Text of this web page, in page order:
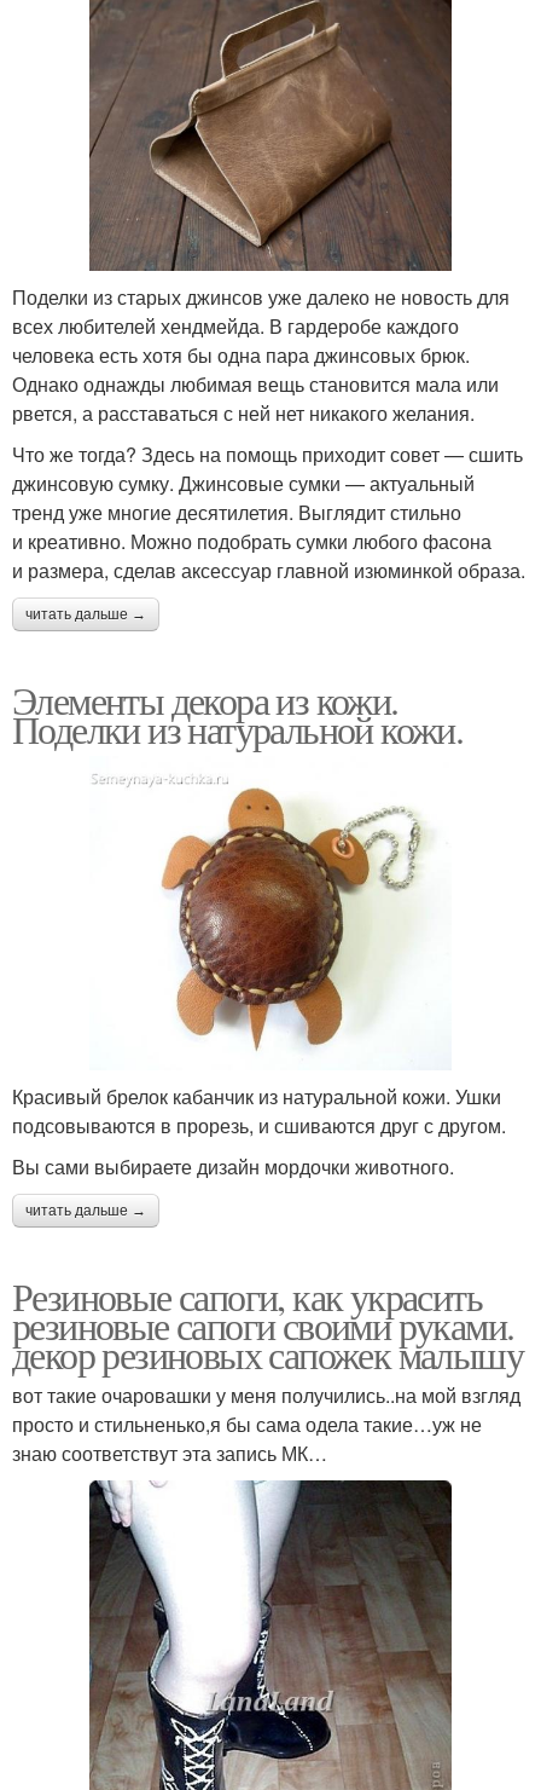
Поделки из старых джинсов уже далеко не новость для
всех любителей хендмейда. В гардеробе каждого
человека есть хотя бы одна пара джинсовых брюк.
Однако однажды любимая вещь становится мала или
рвется, а расставаться с ней нет никакого желания.
Что же тогда? Здесь на помощь приходит совет — сшить
джинсовую сумку. Джинсовые сумки — актуальный
тренд уже многие десятилетия. Выглядит стильно
и креативно. Можно подобрать сумки любого фасона
и размера, сделав аксессуар главной изюминкой образа.
читать дальше →
Элементы декора из кожи.
Поделки из натуральной кожи.
Красивый брелок кабанчик из натуральной кожи. Ушки
подсовываются в прорезь, и сшиваются друг с другом.
Вы сами выбираете дизайн мордочки животного.
читать дальше →
Резиновые сапоги, как украсить
резиновые сапоги своими руками.
декор резиновых сапожек малышу
вот такие очаровашки у меня получились..на мой взгляд
просто и стильненько,я бы сама одела такие…уж не
знаю соответствут эта запись МК…